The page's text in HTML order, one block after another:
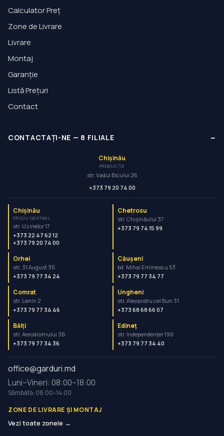
Calculator Preț
Zone de Livrare
Livrare
Montaj
Garanție
Listă Prețuri
Contact
CONTACTAȚI-NE — 8 FILIALE −
Chișinău
PRODUCȚIE
str. Vadul Bicului 26
+373 79 20 74 00
Chișinău
OFICIU CENTRAL
str. Uzinelor 17
+373 22 47 62 12
+373 79 20 74 00
Chetrosu
str. Chișinăului 37
+373 79 74 15 99
Orhei
str. 31 August 36
+373 79 77 34 24
Căușeni
bd. Mihai Eminescu 53
+373 79 77 34 77
Comrat
str. Lenin 2
+373 79 77 34 46
Ungheni
str. Alexandru cel Bun 31
+373 68 68 66 07
Bălți
str. Aerodromului 3B
+373 79 77 34 36
Edineț
str. Independenței 190
+373 79 77 34 40
office@garduri.md
Luni–Vineri: 08:00–18:00
Sâmbătă: 08:00–14:00
ZONE DE LIVRARE ȘI MONTAJ
Vezi toate zonele →